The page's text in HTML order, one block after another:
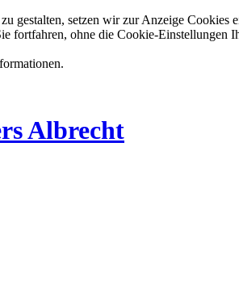
gestalten, setzen wir zur Anzeige
fortfahren, ohne die Cookie-
Albrecht